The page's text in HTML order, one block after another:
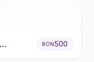
RON500